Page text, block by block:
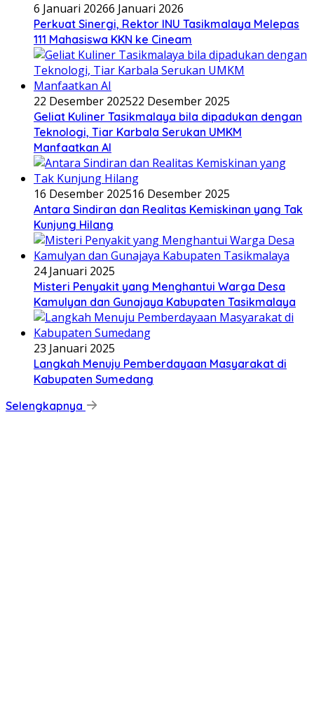
6 Januari 20266 Januari 2026
Perkuat Sinergi, Rektor INU Tasikmalaya Melepas
111 Mahasiswa KKN ke Cineam
22 Desember 202522 Desember 2025
Geliat Kuliner Tasikmalaya bila dipadukan dengan
Teknologi, Tiar Karbala Serukan UMKM
Manfaatkan AI
16 Desember 202516 Desember 2025
Antara Sindiran dan Realitas Kemiskinan yang Tak
Kunjung Hilang
24 Januari 2025
Misteri Penyakit yang Menghantui Warga Desa
Kamulyan dan Gunajaya Kabupaten Tasikmalaya
23 Januari 2025
Langkah Menuju Pemberdayaan Masyarakat di
Kabupaten Sumedang
Selengkapnya